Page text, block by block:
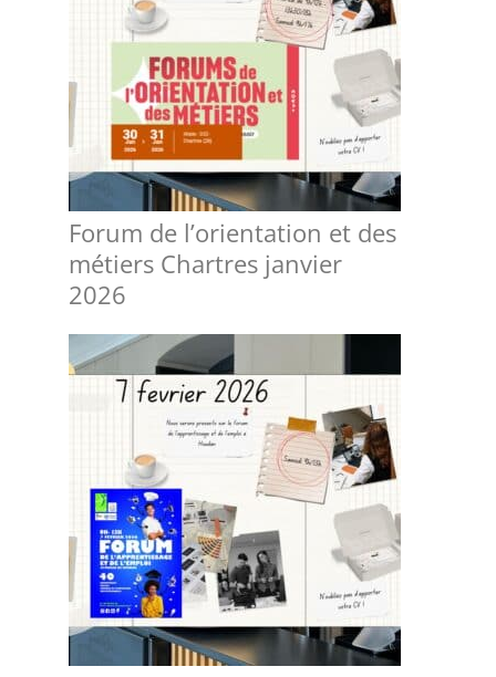
Forum de l’orientation et des
métiers Chartres janvier
2026